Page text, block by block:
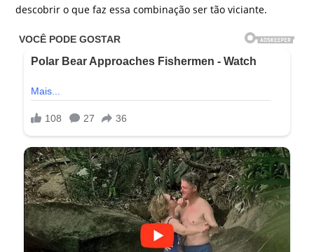
descobrir o que faz essa combinação ser tão viciante.